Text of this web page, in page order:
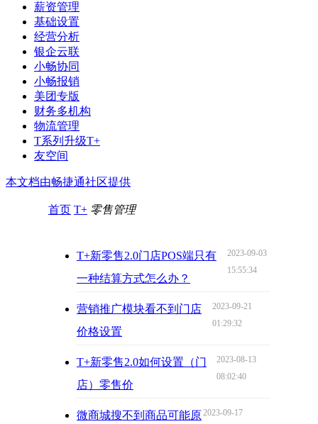
薪资管理
基础设置
经营分析
银企云联
小畅协同
小畅报销
美团专版
财务多机构
物流管理
T系列升级T+
友空间
本文档由畅捷通社区提供
首页 T+ 零售管理
T+新零售2.0门店POS端只有
一种结算方式怎么办？
2023-09-03
15:55:34
营销推广模块看不到门店
价格设置
2023-09-21
01:29:32
T+新零售2.0如何设置（门
店）零售价
2023-08-13
08:02:40
微商城搜不到商品可能原2023-09-17